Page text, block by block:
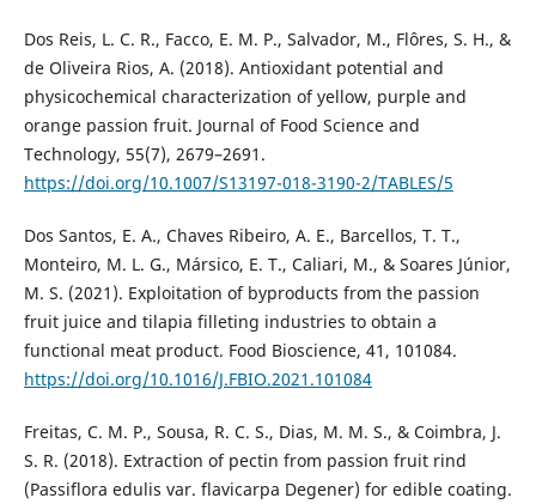
Dos Reis, L. C. R., Facco, E. M. P., Salvador, M., Flôres, S. H., &
de Oliveira Rios, A. (2018). Antioxidant potential and
physicochemical characterization of yellow, purple and
orange passion fruit. Journal of Food Science and
Technology, 55(7), 2679–2691.
https://doi.org/10.1007/S13197-018-3190-2/TABLES/5
Dos Santos, E. A., Chaves Ribeiro, A. E., Barcellos, T. T.,
Monteiro, M. L. G., Mársico, E. T., Caliari, M., & Soares Júnior,
M. S. (2021). Exploitation of byproducts from the passion
fruit juice and tilapia filleting industries to obtain a
functional meat product. Food Bioscience, 41, 101084.
https://doi.org/10.1016/J.FBIO.2021.101084
Freitas, C. M. P., Sousa, R. C. S., Dias, M. M. S., & Coimbra, J.
S. R. (2018). Extraction of pectin from passion fruit rind
(Passiflora edulis var. flavicarpa Degener) for edible coating.